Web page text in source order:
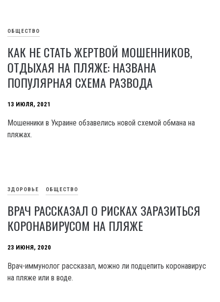
ОБЩЕСТВО
КАК НЕ СТАТЬ ЖЕРТВОЙ МОШЕННИКОВ,
ОТДЫХАЯ НА ПЛЯЖЕ: НАЗВАНА
ПОПУЛЯРНАЯ СХЕМА РАЗВОДА
13 ИЮЛЯ, 2021
Мошенники в Украине обзавелись новой схемой обмана на
пляжах.
ЗДОРОВЬЕ ОБЩЕСТВО
ВРАЧ РАССКАЗАЛ О РИСКАХ ЗАРАЗИТЬСЯ
КОРОНАВИРУСОМ НА ПЛЯЖЕ
23 ИЮНЯ, 2020
Врач-иммунолог рассказал, можно ли подцепить коронавирус
на пляже или в воде.